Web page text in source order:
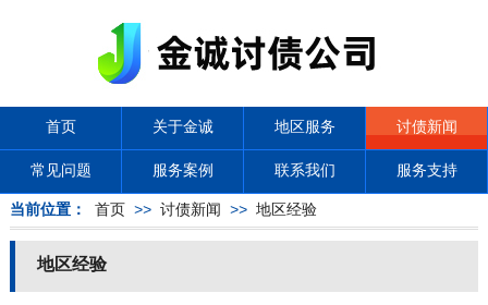
首页 关于金诚 地区服务 讨债新闻
常见问题 服务案例 联系我们 服务支持
当前位置： 首页 >> 讨债新闻 >> 地区经验
地区经验